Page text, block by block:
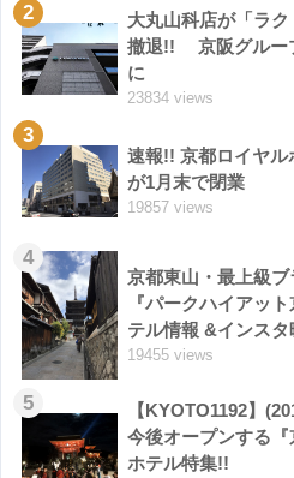
2
大丸山科店が「ラク
撤退!! 京阪グルー
に
23834 views
3
速報!! 京都ロイヤル
が1月末で閉業
19857 views
4
京都東山・最上級
『パークハイアッ
テル情報 &インスタ
19455 views
5
【KYOTO1192】
今後オープンする
ホテル特集!!